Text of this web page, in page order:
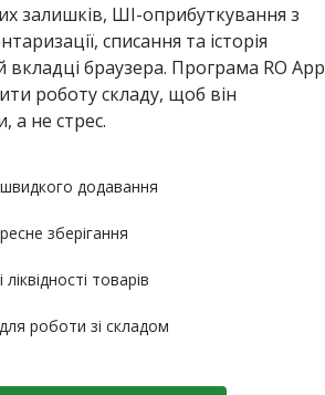
залишків, ШІ-оприбуткування з
списання та історія
браузера. Програма RO App
роботу складу, щоб він
а не стрес.
додавання
зберігання
товарів
роботи зі складом